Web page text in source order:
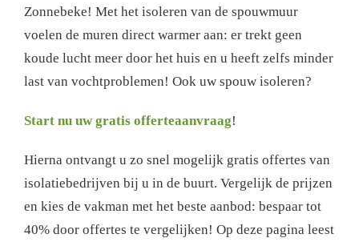
Zonnebeke! Met het isoleren van de spouwmuur
voelen de muren direct warmer aan: er trekt geen
koude lucht meer door het huis en u heeft zelfs minder
last van vochtproblemen! Ook uw spouw isoleren?
Start nu uw gratis offerteaanvraag!
Hierna ontvangt u zo snel mogelijk gratis offertes van
isolatiebedrijven bij u in de buurt. Vergelijk de prijzen
en kies de vakman met het beste aanbod: bespaar tot
40% door offertes te vergelijken! Op deze pagina leest